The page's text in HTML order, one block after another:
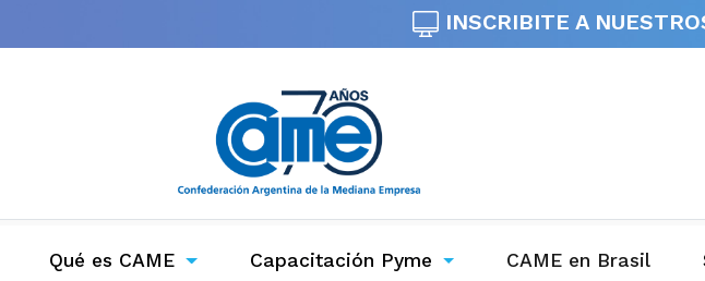
INSCRIBITE A
Qué es CAME Capacitación Pyme CAME en Brasil